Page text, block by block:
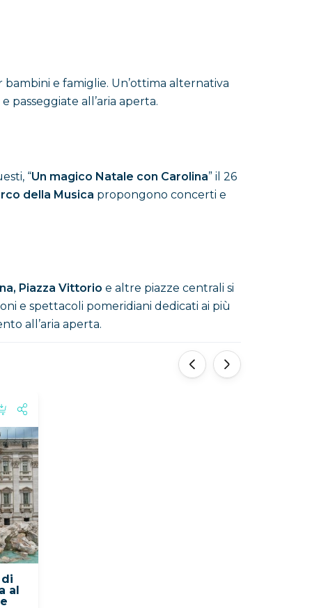
e famiglie. Un’ottima alternativa
all’aria aperta.
“Un magico Natale con Carolina” il 26
della Musica propongono concerti e
Piazza Vittorio e altre piazze centrali si
e spettacoli pomeridiani dedicati ai più
all’aria aperta.
al
‹ ›